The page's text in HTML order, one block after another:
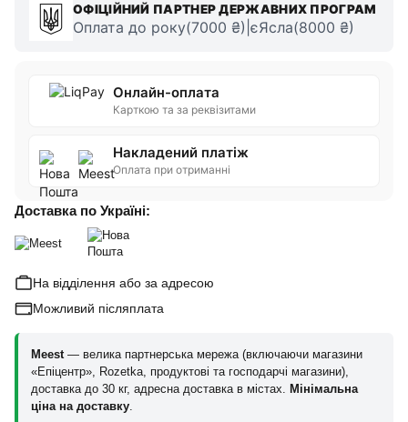
ОФІЦІЙНИЙ ПАРТНЕР ДЕРЖАВНИХ ПРОГРАМ
Оплата до року(7000 ₴)|єЯсла(8000 ₴)
Онлайн-оплата
Карткою та за реквізитами
Накладений платіж
Оплата при отриманні
Доставка по Україні:
На відділення або за адресою
Можливий післяплата
Meest — велика партнерська мережа (включаючи магазини
«Епіцентр», Rozetka, продуктові та господарчі магазини),
доставка до 30 кг, адресна доставка в містах. Мінімальна
ціна на доставку